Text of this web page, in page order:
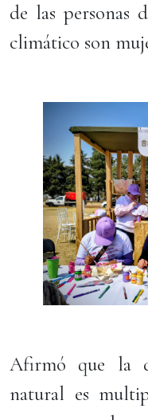
de las personas
climático son
Afirmó que la
natural es